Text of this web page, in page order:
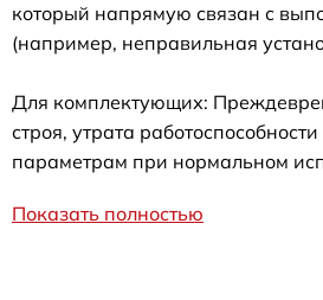
который напрямую связан с
(например, неправильная
Для комплектующих:
строя, утрата
параметрам при нормальном
Показать полностью